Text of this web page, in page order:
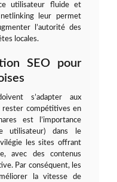
utilisateur fluide et
leur permet
l’autorité des
locales.
SEO pour
s’adapter aux
rester compétitives en
est l’importance
utilisateur) dans le
les sites offrant
avec des contenus
Par conséquent, les
la vitesse de